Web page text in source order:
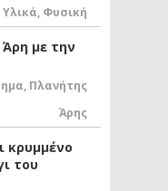
Υλικά, Φυσική
με την
, Πλανήτης
Άρης
κρυμμένο
του